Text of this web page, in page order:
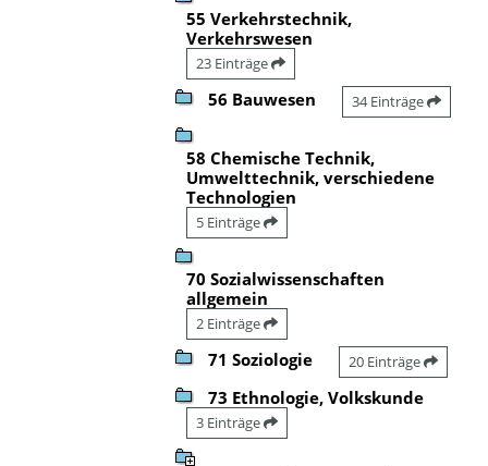
55 Verkehrstechnik,
Verkehrswesen
23 Einträge
56 Bauwesen 34 Einträge
58 Chemische Technik,
Umwelttechnik, verschiedene
Technologien
5 Einträge
70 Sozialwissenschaften
allgemein
2 Einträge
71 Soziologie 20 Einträge
73 Ethnologie, Volkskunde
3 Einträge